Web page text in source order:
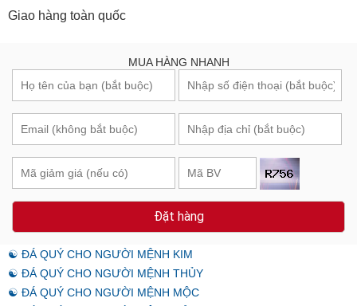
Giao hàng toàn quốc
MUA HÀNG NHANH
Đặt hàng
☯ ĐÁ QUÝ CHO NGƯỜI MỆNH KIM
☯ ĐÁ QUÝ CHO NGƯỜI MỆNH THỦY
☯ ĐÁ QUÝ CHO NGƯỜI MỆNH MỘC